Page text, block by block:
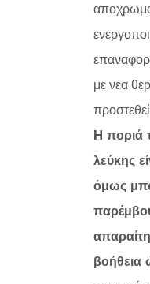
με νεα
H ποριά
λεύκης
όμως
βοήθεια